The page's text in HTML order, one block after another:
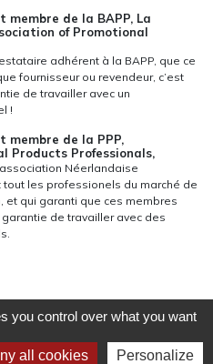
membre de la BAPP, La
of Promotional
adhérent à la BAPP, que ce
fournisseur ou revendeur, c’est
de travailler avec un
!
membre de la PPP,
Products Professionals,
Néerlandaise
les professionels du marché de
et qui garanti que ces membres
de travailler avec des
you control over what you want
all cookies Personalize